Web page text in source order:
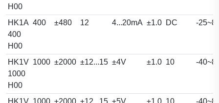
H00
HK1A
400
H00
400 ±480 12 4...20mA ±1.0 DC -
HK1V
1000
H00
1000 ±2000 ±12...15 ±4V ±1.0 10 -